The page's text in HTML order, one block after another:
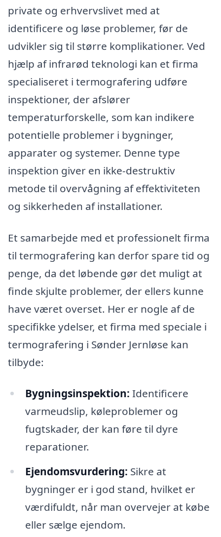
private og erhvervslivet med at
identificere og løse problemer, før de
udvikler sig til større komplikationer. Ved
hjælp af infrarød teknologi kan et firma
specialiseret i termografering udføre
inspektioner, der afslører
temperaturforskelle, som kan indikere
potentielle problemer i bygninger,
apparater og systemer. Denne type
inspektion giver en ikke-destruktiv
metode til overvågning af effektiviteten
og sikkerheden af installationer.
Et samarbejde med et professionelt firma
til termografering kan derfor spare tid og
penge, da det løbende gør det muligt at
finde skjulte problemer, der ellers kunne
have været overset. Her er nogle af de
specifikke ydelser, et firma med speciale i
termografering i Sønder Jernløse kan
tilbyde:
Bygningsinspektion: Identificere
varmeudslip, køleproblemer og
fugtskader, der kan føre til dyre
reparationer.
Ejendomsvurdering: Sikre at
bygninger er i god stand, hvilket er
værdifuldt, når man overvejer at købe
eller sælge ejendom.